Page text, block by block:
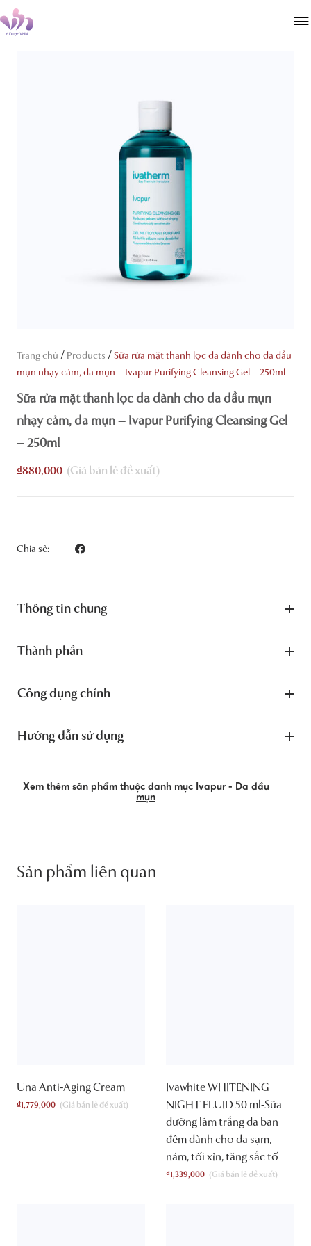
Trang chủ / Products / Sữa rửa mặt thanh lọc da dành cho da dầu
mụn nhạy cảm, da mụn – Ivapur Purifying Cleansing Gel – 250ml
Sữa rửa mặt thanh lọc da dành cho da dầu mụn
nhạy cảm, da mụn – Ivapur Purifying Cleansing Gel
– 250ml
₫880,000
Chia sẻ:
Thông tin chung
Thành phần
Công dụng chính
Hướng dẫn sử dụng
Xem thêm sản phẩm thuộc danh mục Ivapur - Da dầu
mụn
Sản phẩm liên quan
Una Anti-Aging Cream
₫1,779,000
Ivawhite WHITENING
NIGHT FLUID 50 ml-Sữa
dưỡng làm trắng da ban
đêm dành cho da sạm,
nám, tối xỉn, tăng sắc tố
₫1,339,000